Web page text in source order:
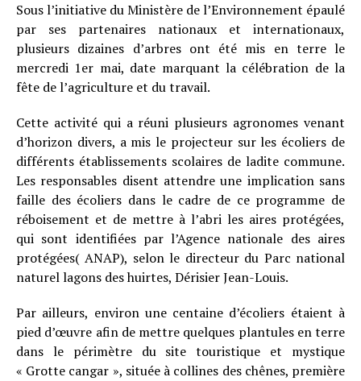
Sous l’initiative du Ministère de l’Environnement épaulé
par ses partenaires nationaux et internationaux,
plusieurs dizaines d’arbres ont été mis en terre le
mercredi 1er mai, date marquant la célébration de la
fête de l’agriculture et du travail.
Cette activité qui a réuni plusieurs agronomes venant
d’horizon divers, a mis le projecteur sur les écoliers de
différents établissements scolaires de ladite commune.
Les responsables disent attendre une implication sans
faille des écoliers dans le cadre de ce programme de
réboisement et de mettre à l’abri les aires protégées,
qui sont identifiées par l’Agence nationale des aires
protégées( ANAP), selon le directeur du Parc national
naturel lagons des huirtes, Dérisier Jean-Louis.
Par ailleurs, environ une centaine d’écoliers étaient à
pied d’œuvre afin de mettre quelques plantules en terre
dans le périmètre du site touristique et mystique
« Grotte cangar », située à collines des chênes, première